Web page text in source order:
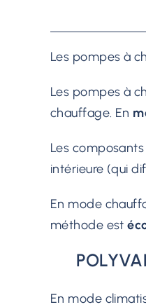
Les pompes à
Les pompes à
chauffage. En
Les
intérieure (qui
En mode
méthode est
En mode